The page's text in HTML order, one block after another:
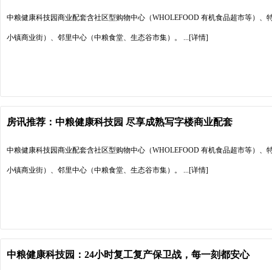
中粮健康科技园商业配套含社区型购物中心（WHOLEFOOD 有机食品超市等）、
小镇商业街）、邻里中心（中粮食堂、生态谷市集）。 ...[详情]
房讯推荐：中粮健康科技园 尽享成熟写字楼商业配套
中粮健康科技园商业配套含社区型购物中心（WHOLEFOOD 有机食品超市等）、
小镇商业街）、邻里中心（中粮食堂、生态谷市集）。 ...[详情]
中粮健康科技园：24小时复工复产保卫战，每一刻都安心